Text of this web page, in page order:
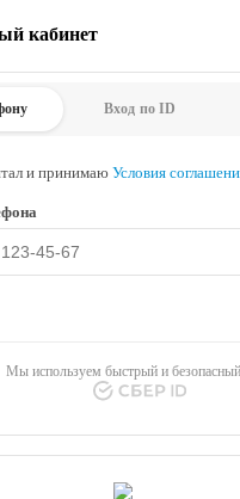
кабинет
Вход по ID
и принимаю Условия
Мы используем быстрый и